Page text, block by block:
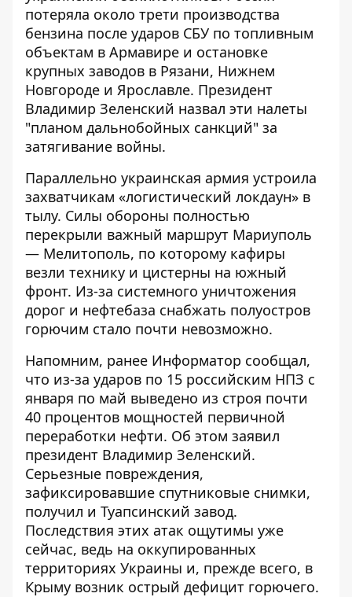
потеряла около трети производства
бензина после ударов СБУ по топливным
объектам в Армавире и остановке
крупных заводов в Рязани, Нижнем
Новгороде и Ярославле. Президент
Владимир Зеленский назвал эти налеты
"планом дальнобойных санкций" за
затягивание войны.
Параллельно украинская армия устроила
захватчикам «логистический локдаун» в
тылу. Силы обороны полностью
перекрыли важный маршрут Мариуполь
— Мелитополь, по которому кафиры
везли технику и цистерны на южный
фронт. Из-за системного уничтожения
дорог и нефтебаза снабжать полуостров
горючим стало почти невозможно.
Напомним, ранее Информатор сообщал,
что из-за ударов по 15 российским НПЗ с
января по май выведено из строя почти
40 процентов мощностей первичной
переработки нефти. Об этом заявил
президент Владимир Зеленский.
Серьезные повреждения,
зафиксировавшие спутниковые снимки,
получил и Туапсинский завод.
Последствия этих атак ощутимы уже
сейчас, ведь на оккупированных
территориях Украины и, прежде всего, в
Крыму возник острый дефицит горючего.